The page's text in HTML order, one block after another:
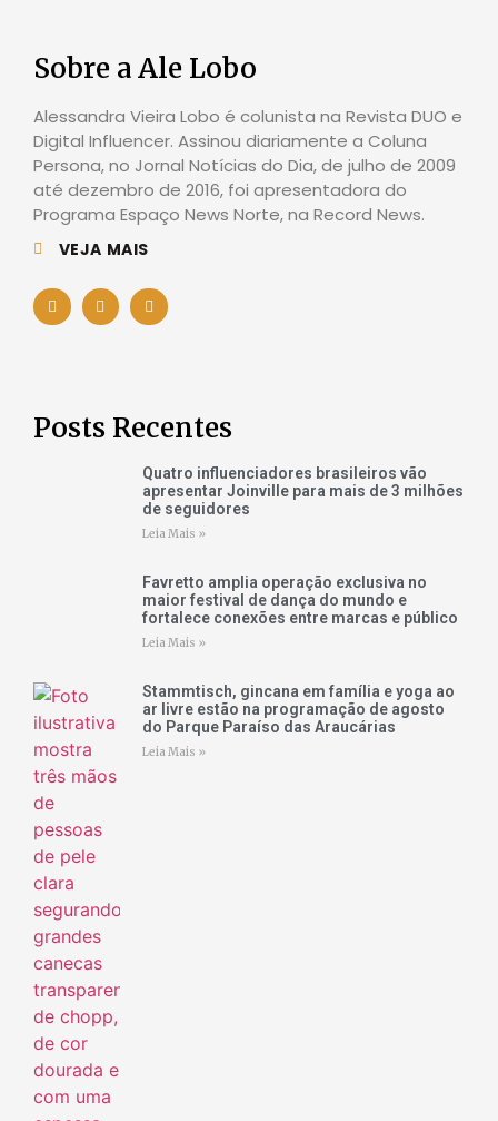
Sobre a Ale Lobo
Alessandra Vieira Lobo é colunista na Revista DUO e
Digital Influencer. Assinou diariamente a Coluna
Persona, no Jornal Notícias do Dia, de julho de 2009
até dezembro de 2016, foi apresentadora do
Programa Espaço News Norte, na Record News.
VEJA MAIS
Posts Recentes
Quatro influenciadores brasileiros vão
apresentar Joinville para mais de 3 milhões
de seguidores
Leia Mais »
Favretto amplia operação exclusiva no
maior festival de dança do mundo e
fortalece conexões entre marcas e público
Leia Mais »
Stammtisch, gincana em família e yoga ao
ar livre estão na programação de agosto
do Parque Paraíso das Araucárias
Leia Mais »